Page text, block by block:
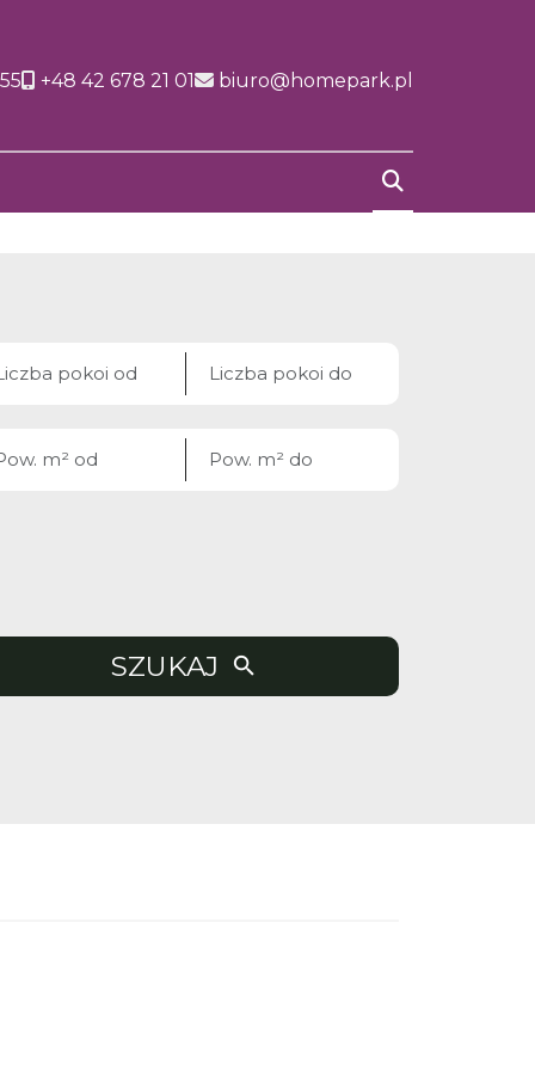
+48 42 678 21 01 biuro@homepark.pl
SZUKAJ